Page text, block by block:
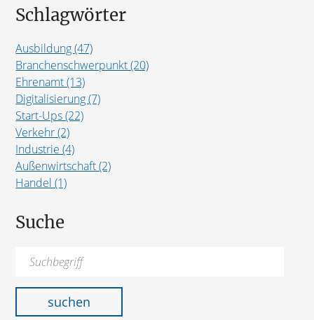
Schlagwörter
Ausbildung (47)
Branchenschwerpunkt (20)
Ehrenamt (13)
Digitalisierung (7)
Start-Ups (22)
Verkehr (2)
Industrie (4)
Außenwirtschaft (2)
Handel (1)
Suche
Suchen
suchen